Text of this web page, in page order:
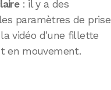
: il y a des
paramètres de prise
vidéo d’une fillette
en mouvement.